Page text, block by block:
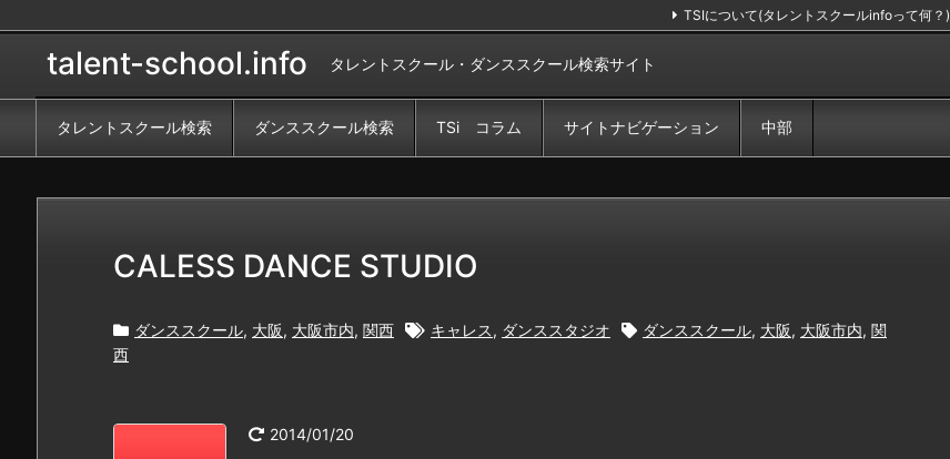
talent-school.info タレントスクール・ダンススクール検索サイト
タレントスクール検索 ダンススクール検索 TSi コラム サイトナビゲーション 中部
TSIについて(タレントスクールinfoって何？)
CALESS DANCE STUDIO
ダンススクール, 大阪, 大阪市内, 関西 キャレス, ダンススタジオ ダンススクール, 大阪, 大阪市内, 関
西
2014/01/20